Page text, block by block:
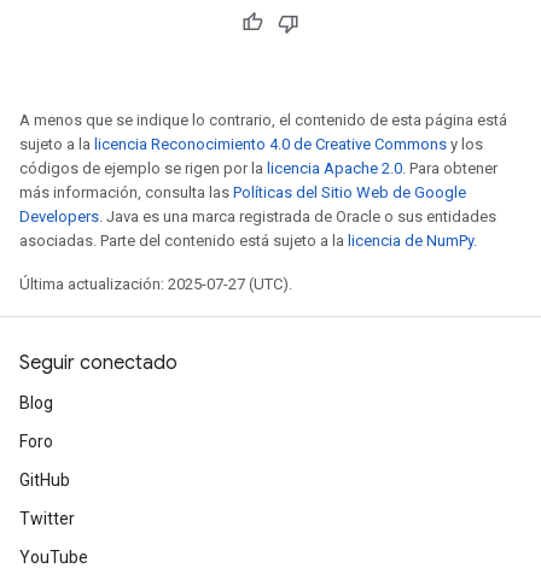
A menos que se indique lo contrario, el contenido de esta página está
sujeto a la licencia Reconocimiento 4.0 de Creative Commons y los
códigos de ejemplo se rigen por la licencia Apache 2.0. Para obtener
más información, consulta las Políticas del Sitio Web de Google
Developers. Java es una marca registrada de Oracle o sus entidades
asociadas. Parte del contenido está sujeto a la licencia de NumPy.
Última actualización: 2025-07-27 (UTC).
Seguir conectado
Blog
Foro
GitHub
Twitter
YouTube